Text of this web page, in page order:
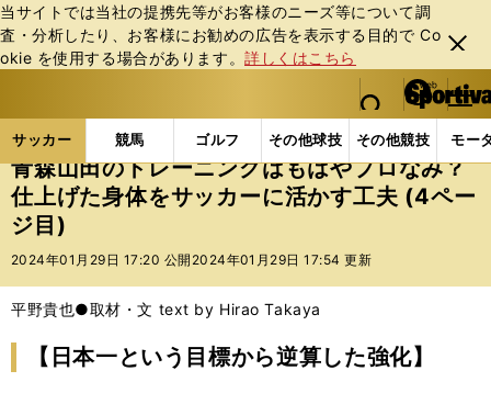
当サイトでは当社の提携先等がお客様のニーズ等について調
査・分析したり、お客様にお勧めの広告を表⽰する⽬的で Co
okie を使⽤する場合があります。詳しくはこちら
閉じ
る
web Sportiva (webスポルティーバ)
検索
マイペ
ー
ジ
メニュ
サッカー 競馬 ゴルフ その他球技 その他競技 モー
ス
ポ
ル
テ
ー
バ
サッカーの記事一覧 Jリーグ他 高校・ユース 青
青森山田のトレーニングはもはやプロなみ？
仕上げた身体をサッカーに活かす工夫 (4ペー
ジ目)
2024年01月29日 17:20 公開 2024年01月29日 17:54 更新
平野貴也●取材・文 text by Hirao Takaya
【日本一という目標から逆算した強化】